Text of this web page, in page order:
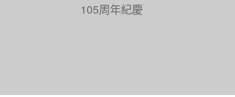
105周年紀慶